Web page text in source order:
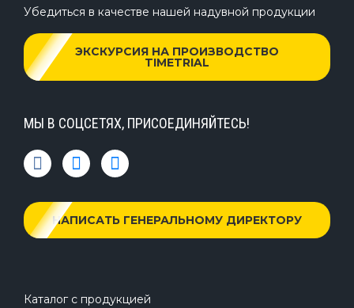
Убедиться в качестве нашей надувной продукции
ЭКСКУРСИЯ НА ПРОИЗВОДСТВО
TIMETRIAL
МЫ В СОЦСЕТЯХ, ПРИСОЕДИНЯЙТЕСЬ!
НАПИСАТЬ ГЕНЕРАЛЬНОМУ ДИРЕКТОРУ
Каталог с продукцией